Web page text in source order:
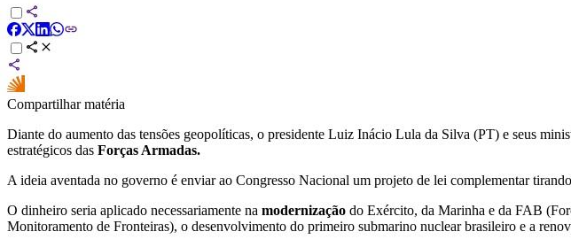
Compartilhar matéria
Diante do aumento das tensões geopolíticas, o presidente Luiz Inácio Lula da Silva (PT) e seus
estratégicos das Forças Armadas.
A ideia aventada no governo é enviar ao Congresso Nacional um projeto de lei complementar tirando
O dinheiro seria aplicado necessariamente na modernização do Exército, da Marinha e da FAB
Monitoramento de Fronteiras), o desenvolvimento do primeiro submarino nuclear brasileiro e a